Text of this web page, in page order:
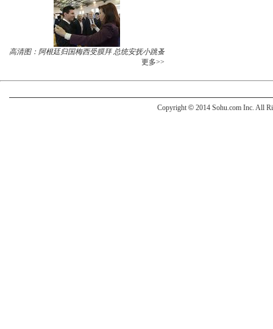
高清图：阿根廷归国梅西受膜拜 总统安抚小跳蚤
更多>>
Copyright © 2014 Sohu.com Inc. All